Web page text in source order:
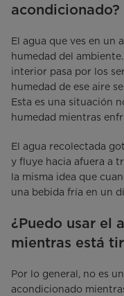
acondicionado?
El agua que ves en un
humedad del
interior pasa por los
humedad de ese aire
Esta es una situación
humedad mientras
El agua recolectada
y fluye hacia afuera a
la misma idea que
una bebida fría en un
¿Puedo usar el
mientras está
Por lo general, no es
acondicionado